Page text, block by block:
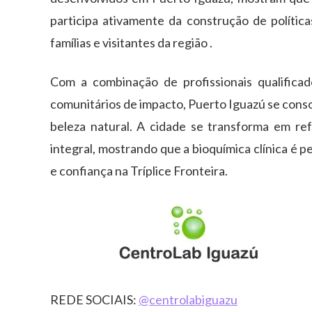
participa ativamente da construção de
famílias e visitantes da região .
Com a combinação de profissionais
comunitários de impacto, Puerto Iguazú se
beleza natural. A cidade se transforma em
integral, mostrando que a bioquímica clínica é
e confiança na Tríplice Fronteira.
REDE SOCIAIS: @centrolabiguazu